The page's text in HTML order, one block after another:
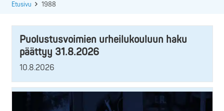
Etusivu 1988
Puolustusvoimien urheilukouluun haku
päättyy 31.8.2026
10.8.2026